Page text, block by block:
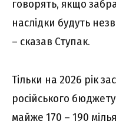
говорять, якщо
наслідки будуть
– сказав Ступак.
Тільки на 2026 рік
російського
майже 170 – 190